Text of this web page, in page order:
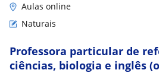
Aulas online
Naturais
Professora particular de
ciências, biologia e inglês